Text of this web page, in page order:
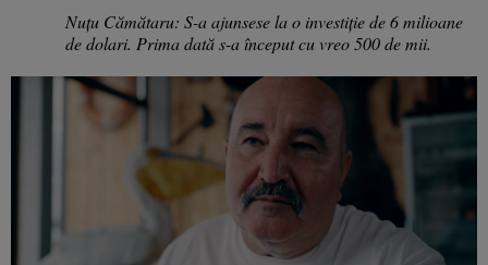
Nuțu Cămătaru: S-a ajunsese la o investiție de 6 milioane
de dolari. Prima dată s-a început cu vreo 500 de mii.